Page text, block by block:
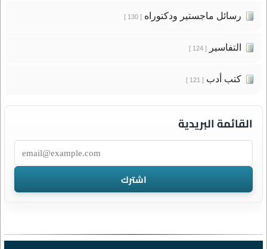
رسائل ماجستير ودكتوراه[ 130 ]
التفاسير[ 124 ]
كتب أدب[ 121 ]
القائمة البريدية